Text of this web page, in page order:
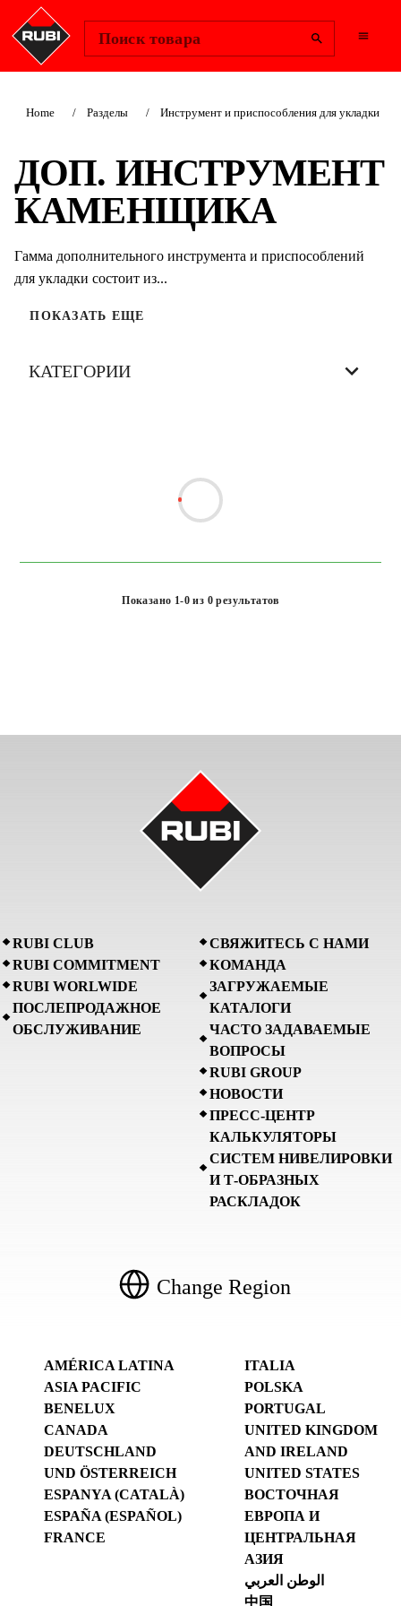
Поиск товара
Home Разделы Инструмент и приспособления для укладки
ДОП. ИНСТРУМЕНТ
КАМЕНЩИКА
Гамма дополнительного инструмента и приспособлений
для укладки состоит из...
ПОКАЗАТЬ ЕЩЕ
КАТЕГОРИИ
Показано 1-0 из 0 результатов
RUBI CLUB
RUBI COMMITMENT
RUBI WORLWIDE
ПОСЛЕПРОДАЖНОЕ
ОБСЛУЖИВАНИЕ
СВЯЖИТЕСЬ С НАМИ
КОМАНДА
ЗАГРУЖАЕМЫЕ
КАТАЛОГИ
ЧАСТО ЗАДАВАЕМЫЕ
ВОПРОСЫ
RUBI GROUP
НОВОСТИ
ПРЕСС-ЦЕНТР
КАЛЬКУЛЯТОРЫ
СИСТЕМ НИВЕЛИРОВКИ
И Т-ОБРАЗНЫХ
РАСКЛАДОК
Change Region
AMÉRICA LATINA
ASIA PACIFIC
BENELUX
CANADA
DEUTSCHLAND
UND ÖSTERREICH
ESPANYA (CATALÀ)
ESPAÑA (ESPAÑOL)
FRANCE
ITALIA
POLSKA
PORTUGAL
UNITED KINGDOM
AND IRELAND
UNITED STATES
ВОСТОЧНАЯ
ЕВРОПА И
ЦЕНТРАЛЬНАЯ
АЗИЯ
الوطن العربي
中国